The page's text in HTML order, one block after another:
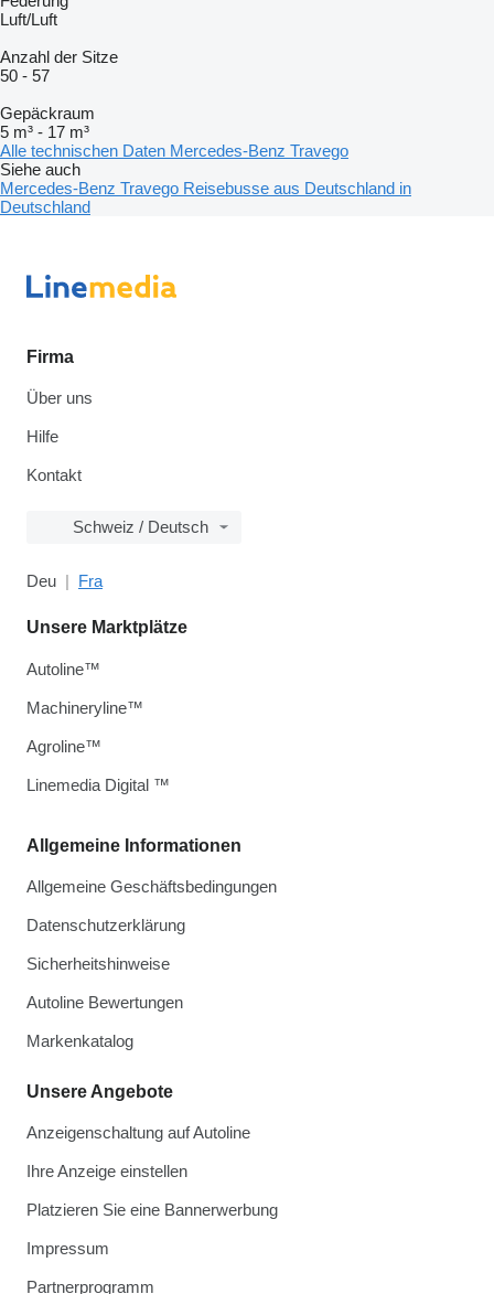
Luft/Luft
Anzahl der Sitze
50 - 57
Gepäckraum
5 m³ - 17 m³
Alle technischen Daten Mercedes-Benz Travego
Siehe auch
Mercedes-Benz Travego Reisebusse aus Deutschland in
Deutschland
Firma
Über uns
Hilfe
Kontakt
Schweiz / Deutsch
Deu Fra
Allgemeine Informationen
Allgemeine Geschäftsbedingungen
Datenschutzerklärung
Sicherheitshinweise
Autoline Bewertungen
Markenkatalog
Unsere Angebote
Anzeigenschaltung auf Autoline
Ihre Anzeige einstellen
Platzieren Sie eine Bannerwerbung
Impressum
Partnerprogramm
Unsere Marktplätze
Autoline™
Machineryline™
Agroline™
Linemedia Digital ™